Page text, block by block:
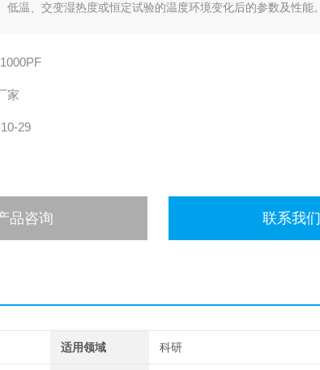
低温、交变湿热度或恒定试验的温度环境变化后的参数及性能。
家
29
品咨询 联系我们
适用领域 科研